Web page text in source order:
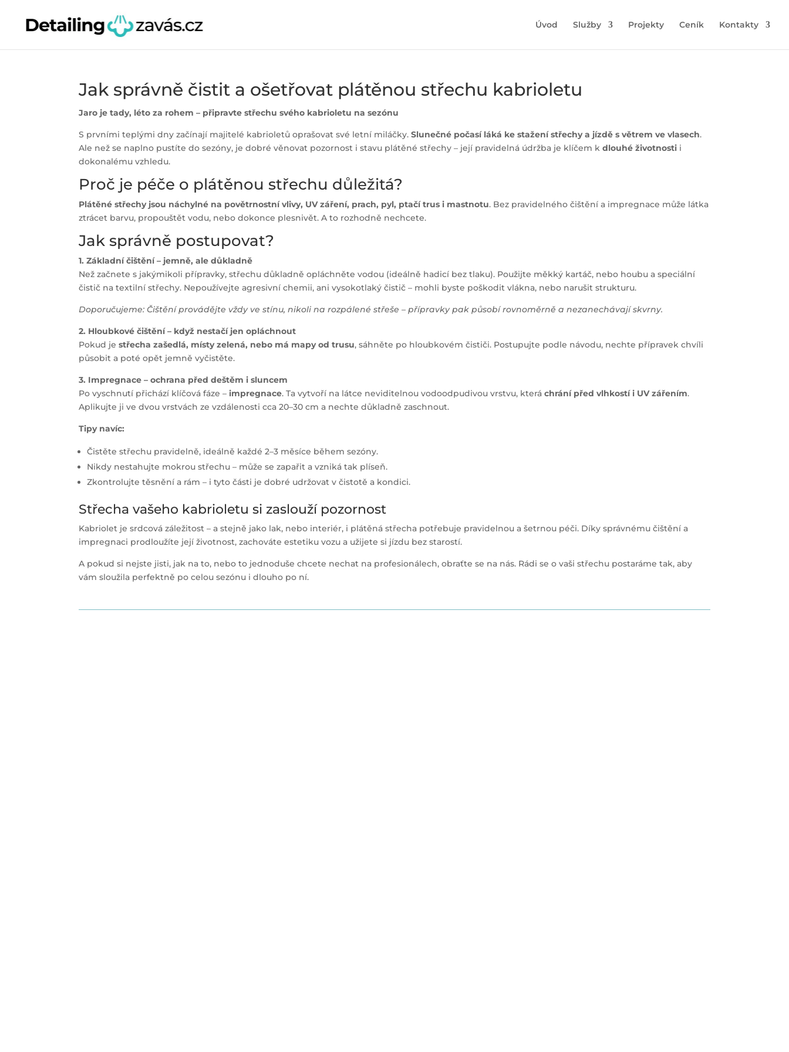
Úvod Služby Projekty Ceník Kontakty
Jak správně čistit a ošetřovat plátěnou střechu kabrioletu
Jaro je tady, léto za rohem – připravte střechu svého kabrioletu na sezónu
S prvními teplými dny začínají majitelé kabrioletů oprašovat své letní miláčky. Slunečné počasí láká ke stažení střechy a jízdě s větrem ve vlasech.
Ale než se naplno pustíte do sezóny, je dobré věnovat pozornost i stavu plátěné střechy – její pravidelná údržba je klíčem kdlouhé životnosti i
dokonalému vzhledu.
Proč je péče o plátěnou střechu důležitá?
Plátěné střechy jsou náchylné na povětrnostní vlivy, UV záření, prach, pyl, ptačí trus i mastnotu. Bez pravidelného čištění a impregnace může látka
ztrácet barvu, propouštět vodu, nebo dokonce plesnivět. A to rozhodně nechcete.
Jak správně postupovat?
1. Základní čištění – jemně, ale důkladně
Než začnete s jakýmikoli přípravky, střechu důkladně opláchněte vodou (ideálně hadicí bez tlaku). Použijte měkký kartáč, nebo houbu a speciální
čistič na textilní střechy. Nepoužívejte agresivní chemii, ani vysokotlaký čistič – mohli byste poškodit vlákna, nebo narušit strukturu.
Doporučujeme: Čištění provádějte vždy ve stínu, nikoli na rozpálené střeše – přípravky pak působí rovnoměrně a nezanechávají skvrny.
2. Hloubkové čištění – když nestačí jen opláchnout
Pokud je střecha zašedlá, místy zelená, nebo má mapy od trusu, sáhněte po hloubkovém čističi. Postupujte podle návodu, nechte přípravek chvíli
působit a poté opět jemně vyčistěte.
3. Impregnace – ochrana před deštěm i sluncem
Po vyschnutí přichází klíčová fáze –impregnace. Ta vytvoří na látce neviditelnou vodoodpudivou vrstvu, kteráchrání před vlhkostí i UV zářením.
Aplikujte ji ve dvou vrstvách ze vzdálenosti cca 20–30 cm a nechte důkladně zaschnout.
Tipy navíc:
Čistěte střechu pravidelně, ideálně každé 2–3 měsíce během sezóny.
Nikdy nestahujte mokrou střechu – může se zapařit a vzniká tak plíseň.
Zkontrolujte těsnění a rám – i tyto části je dobré udržovat v čistotě a kondici.
Střecha vašeho kabrioletu si zaslouží pozornost
Kabriolet je srdcová záležitost – a stejně jako lak, nebo interiér, i plátěná střecha potřebuje pravidelnou a šetrnou péči. Díky správnému čištění a
impregnaci prodloužíte její životnost, zachováte estetiku vozu a užijete si jízdu bez starostí.
A pokud si nejste jisti, jak na to, nebo to jednoduše chcete nechat na profesionálech, obraťte se na nás. Rádi se o vaši střechu postaráme tak, aby
vám sloužila perfektně po celou sezónu i dlouho po ní.